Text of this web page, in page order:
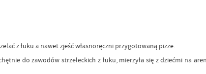
z łuku a nawet zjeść własnoręczni przygotowaną pizze.
do zawodów strzeleckich z łuku, mierzyła się z dziećmi na